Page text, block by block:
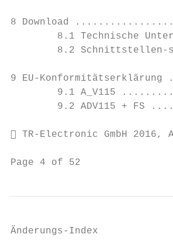
8 Download
8.1 Technische
8.2
9 EU-
9.1 A_V115
9.2 ADV115 + FS
 TR-Electronic GmbH
Page 4 of 52
Änderungs-Index